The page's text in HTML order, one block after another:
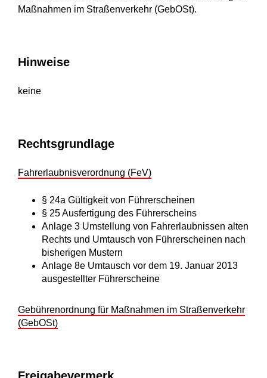
Maßnahmen im Straßenverkehr (GebOSt).
Hinweise
keine
Rechtsgrundlage
Fahrerlaubnisverordnung (FeV)
§ 24a Gültigkeit von Führerscheinen
§ 25 Ausfertigung des Führerscheins
Anlage 3 Umstellung von Fahrerlaubnissen alten
Rechts und Umtausch von Führerscheinen nach
bisherigen Mustern
Anlage 8e Umtausch vor dem 19. Januar 2013
ausgestellter Führerscheine
Gebührenordnung für Maßnahmen im Straßenverkehr
(GebOSt)